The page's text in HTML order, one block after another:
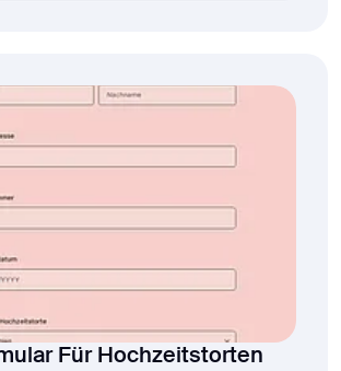
Bestellungen einfach zu
sie:
Für Hochzeitstorten